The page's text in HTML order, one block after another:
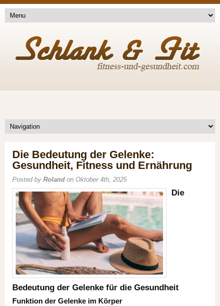
Die Bedeutung der Gelenke:
Gesundheit, Fitness und Ernährung
Posted by Roland on Oktober 4th, 2025
Die
Bedeutung der Gelenke für die Gesundheit
Funktion der Gelenke im Körper